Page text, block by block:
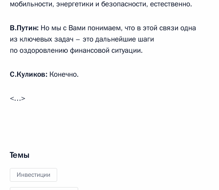
мобильности, энергетики и безопасности, естественно.
В.Путин: Но мы с Вами понимаем, что в этой связи одна
из ключевых задач – это дальнейшие шаги
по оздоровлению финансовой ситуации.
С.Куликов: Конечно.
<…>
Темы
Инвестиции